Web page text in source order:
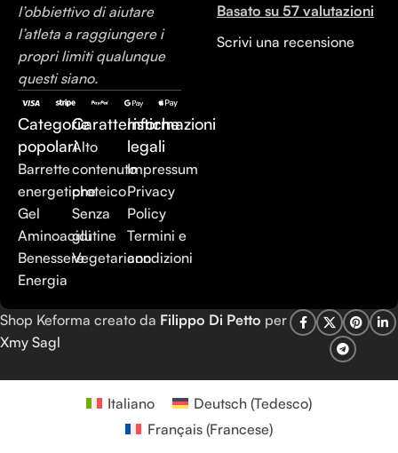
l’obbiettivo di aiutare
l’atleta a raggiungere i
propri limiti qualunque
questi siano.
Categorie
popolari
Barrette
energetiche
Gel
Aminoacidi
Benessere
Energia
Caratteristiche
Alto
contenuto
proteico
Senza
glutine
Vegetariano
Informazioni
legali
Impressum
Privacy
Policy
Termini e
condizioni
Basato su 57 valutazioni
Scrivi una recensione
Shop Keforma creato da Filippo Di Petto per
Xmy Sagl
Italiano Deutsch (Tedesco)
Français(Francese)